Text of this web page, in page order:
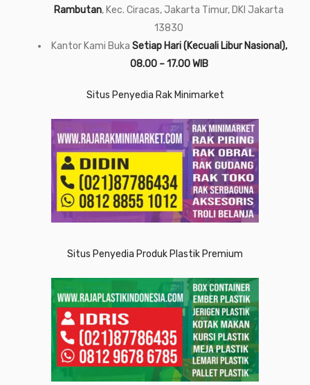
Rambutan, Kec. Ciracas, Jakarta Timur, DKI Jakarta
13830
Kantor Kami Buka Setiap Hari (Kecuali Libur Nasional),
08.00 – 17.00 WIB
Situs Penyedia Rak Minimarket
Situs Penyedia Produk Plastik Premium